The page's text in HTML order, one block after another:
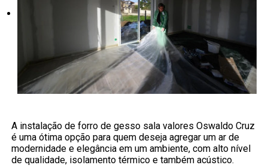
A instalação de forro de gesso sala valores Oswaldo Cruz
é uma ótima opção para quem deseja agregar um ar de
modernidade e elegância em um ambiente, com alto nível
de qualidade, isolamento térmico e também acústico.